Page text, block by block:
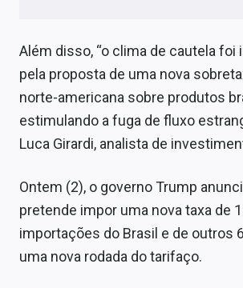
Além disso, “o clima de cautela
pela proposta de uma nova
norte-americana sobre produtos
estimulando a fuga de fluxo
Luca Girardi, analista de
Ontem (2), o governo Trump
pretende impor uma nova taxa de
importações do Brasil e de outros
uma nova rodada do tarifaço.